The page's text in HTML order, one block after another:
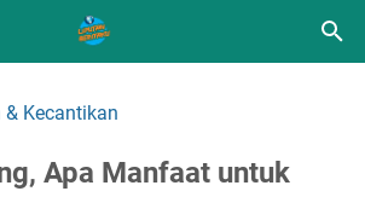
& Kecantikan
Apa Manfaat untuk